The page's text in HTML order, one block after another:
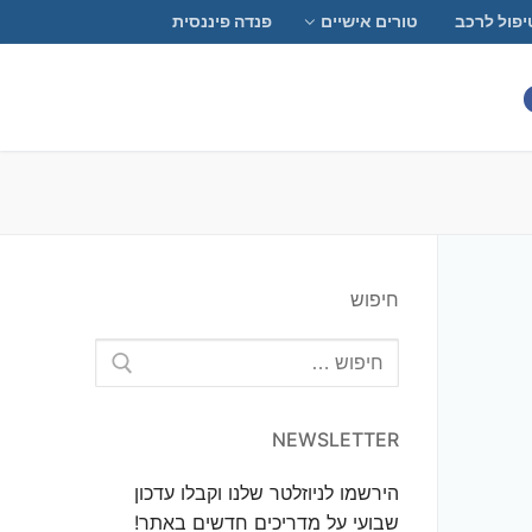
לרכב טורים אישיים פנדה פיננסית
חיפוש
NEWSLETTER
הירשמו לניוזלטר שלנו וקבלו עדכון
שבועי על מדריכים חדשים באתר!